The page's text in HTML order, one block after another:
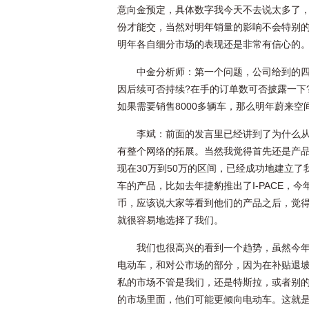
意向金预定，具体数字我今天不去说太多了
份才能交，当然对明年销量的影响不会特别
明年各自细分市场的表现还是非常有信心的
中金分析师：第一个问题，公司给到的
因后续可否持续?在手的订单数可否披露一
如果需要销售8000多辆车，那么明年蔚来
李斌：前面的发言里已经讲到了为什么
有整个网络的拓展。当然我觉得首先还是产
现在30万到50万的区间，已经成功地建立
车的产品，比如去年捷豹推出了I-PACE，
币，应该说大家等看到他们的产品之后，觉
就很容易地选择了我们。
我们也很高兴的看到一个趋势，虽然今
电动车，和对公市场的部分，因为在补贴退
私的市场不管是我们，还是特斯拉，或者别
的市场里面，他们可能更倾向电动车。这就